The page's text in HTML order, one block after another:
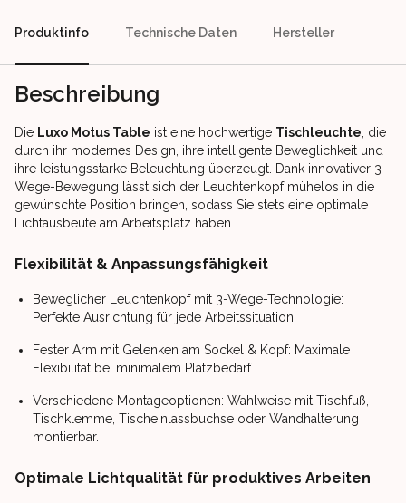
Produktinfo Technische Daten Hersteller
Beschreibung
Die Luxo Motus Table ist eine hochwertige Tischleuchte , die
durch ihr modernes Design, ihre intelligente Beweglichkeit und
ihre leistungsstarke Beleuchtung überzeugt. Dank innovativer 3-
Wege-Bewegung lässt sich der Leuchtenkopf mühelos in die
gewünschte Position bringen, sodass Sie stets eine optimale
Lichtausbeute am Arbeitsplatz haben.
Flexibilität & Anpassungsfähigkeit
Beweglicher Leuchtenkopf mit 3-Wege-Technologie:
Perfekte Ausrichtung für jede Arbeitssituation.
Fester Arm mit Gelenken am Sockel & Kopf: Maximale
Flexibilität bei minimalem Platzbedarf.
Verschiedene Montageoptionen: Wahlweise mit Tischfuß,
Tischklemme, Tischeinlassbuchse oder Wandhalterung
montierbar.
Optimale Lichtqualität für produktives Arbeiten